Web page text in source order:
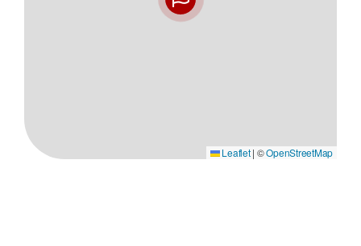
Leaflet | ©OpenStreetMap